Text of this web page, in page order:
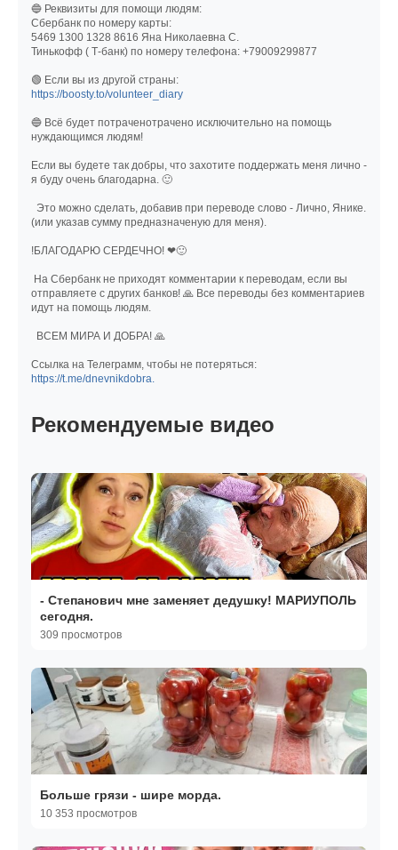
🔵 Реквизиты для помощи людям:
Сбербанк по номеру карты:
5469 1300 1328 8616 Яна Николаевна С.
Тинькофф ( Т-банк) по номеру телефона: +79009299877
🟢 Если вы из другой страны:
https://boosty.to/volunteer_diary
🔵 Всё будет потраченотрачено исключительно на помощь
нуждающимся людям!
Если вы будете так добры, что захотите поддержать меня лично -
я буду очень благодарна. 🙂
Это можно сделать, добавив при переводе слово - Лично, Янике.
(или указав сумму предназначеную для меня).
!БЛАГОДАРЮ СЕРДЕЧНО! ❤🙂
На Сбербанк не приходят комментарии к переводам, если вы
отправляете с других банков! 🙏 Все переводы без комментариев
идут на помощь людям.
ВСЕМ МИРА И ДОБРА! 🙏
Ссылка на Телеграмм, чтобы не потеряться:
https://t.me/dnevnikdobra.
Рекомендуемые видео
- Степанович мне заменяет дедушку! МАРИУПОЛЬ
сегодня.
309 просмотров
Больше грязи - шире морда.
10 353 просмотров